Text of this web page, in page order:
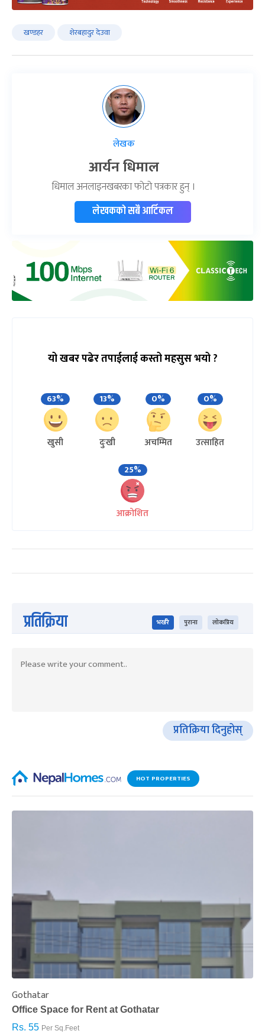
खण्डहर शेरबहादुर देउवा
लेखक
आर्यन धिमाल
धिमाल अनलाइनखबरका फोटो पत्रकार हुन् ।
लेखकको सबै आर्टिकल
यो खबर पढेर तपाईलाई कस्तो महसुस भयो ?
63%
खुसी
13%
दुःखी
0%
अचम्मित
0%
उत्साहित
25%
आक्रोशित
प्रतिक्रिया भर्खरै पुराना लोकप्रिय
प्रतिक्रिया दिनुहोस्
HOT PROPERTIES
Gothatar
Office Space for Rent at Gothatar
Rs. 55 Per Sq.Feet